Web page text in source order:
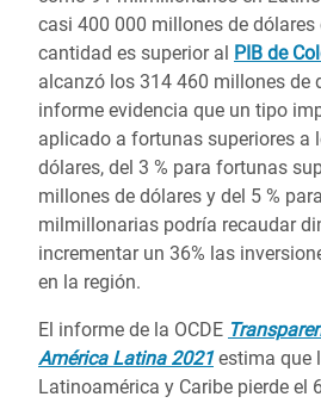
casi 400 000 millones de dólares
cantidad es superior al PIB de
alcanzó los 314 460 millones de
informe evidencia que un tipo
aplicado a fortunas superiores a
dólares, del 3 % para fortunas
millones de dólares y del 5 %
milmillonarias podría recaudar
incrementar un 36% las
en la región.
El informe de la OCDE
América Latina 2021estima que
Latinoamérica y Caribe pierde el